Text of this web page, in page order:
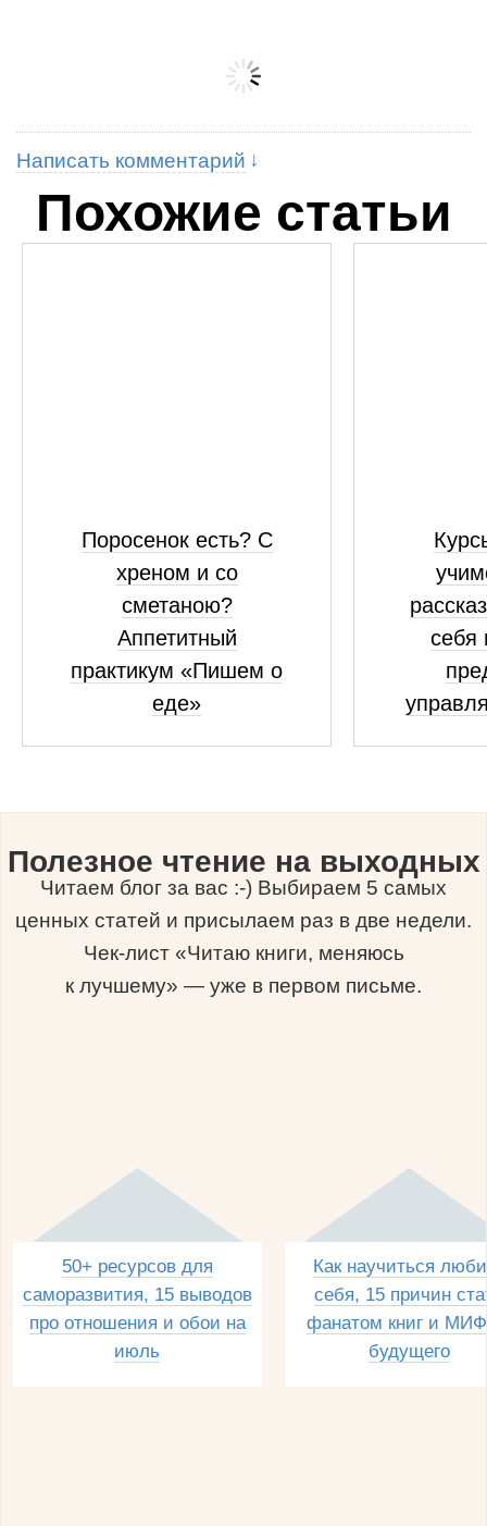
Написать комментарий
Похожие статьи
Поросенок есть? С
хреном и со
сметаною?
Аппетитный
практикум «Пишем о
еде»
себя
Полезное чтение на выходных
Читаем блог за вас :-) Выбираем 5 самых
ценных статей и присылаем раз в две недели.
Чек-лист «Читаю книги, меняюсь
к лучшему» — уже в первом письме.
50+ ресурсов для
саморазвития, 15 выводов
про отношения и обои на
июль
Как научиться
себя, 15 причин
фанатом книг и
будущего